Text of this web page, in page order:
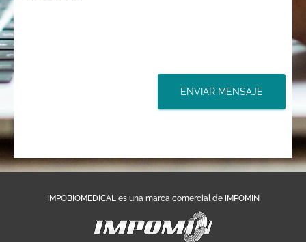
ENVIAR MENSAJE
IMPOBIOMEDICAL es una marca comercial de IMPOMIN